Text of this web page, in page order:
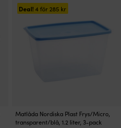
Deal!4 för 285 kr
Matlåda Nordiska Plast Frys/Micro,
transparent/blå, 1.2 liter, 3-pack